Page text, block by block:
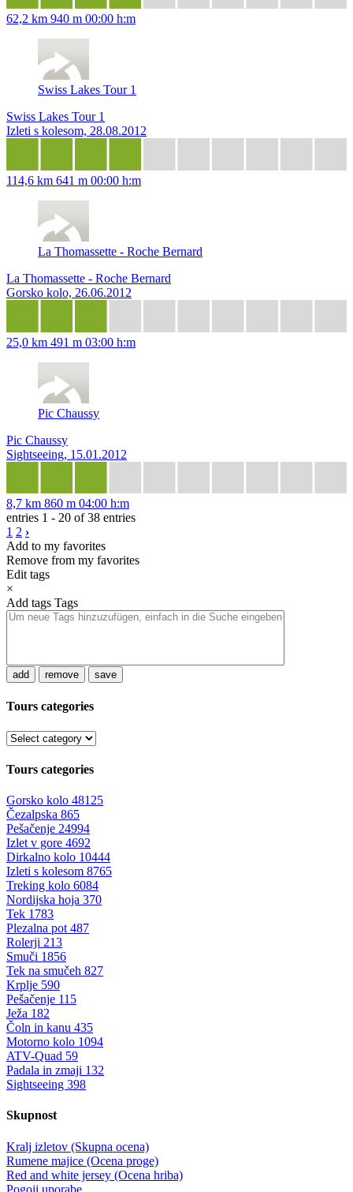
62,2 km 940 m 00:00 h:m
Swiss Lakes Tour 1
Swiss Lakes Tour 1
Izleti s kolesom, 28.08.2012
114,6 km 641 m 00:00 h:m
La Thomassette - Roche Bernard
La Thomassette - Roche Bernard
Gorsko kolo, 26.06.2012
25,0 km 491 m 03:00 h:m
Pic Chaussy
Pic Chaussy
Sightseeing, 15.01.2012
8,7 km 860 m 04:00 h:m
entries 1 - 20 of 38 entries
1 2 ›
Add to my favorites
Remove from my favorites
Edit tags
×
Add tags Tags
add remove save
Tours categories
Tours categories
Gorsko kolo 48125
Čezalpska 865
Pešačenje 24994
Izlet v gore 4692
Dirkalno kolo 10444
Izleti s kolesom 8765
Treking kolo 6084
Nordijska hoja 370
Tek 1783
Plezalna pot 487
Rolerji 213
Smuči 1856
Tek na smučeh 827
Krplje 590
Pešačenje 115
Ježa 182
Čoln in kanu 435
Motorno kolo 1094
ATV-Quad 59
Padala in zmaji 132
Sightseeing 398
Skupnost
Kralj izletov (Skupna ocena)
Rumene majice (Ocena proge)
Red and white jersey (Ocena hriba)
Pogoji uporabe